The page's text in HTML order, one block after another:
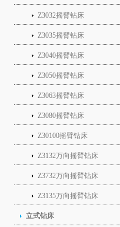
Z3032摇臂钻床
Z3035摇臂钻床
Z3040摇臂钻床
Z3050摇臂钻床
Z3063摇臂钻床
Z3080摇臂钻床
Z30100摇臂钻床
Z3132万向摇臂钻床
Z3732万向摇臂钻床
Z3135万向摇臂钻床
立式钻床